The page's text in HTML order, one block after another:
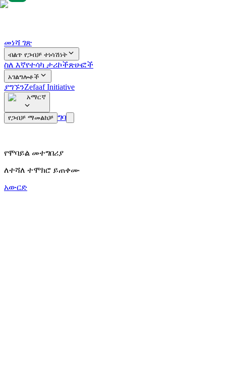
መነሻ ገጽ
ብልጥ የጋብቻ ተነሳሽነት
ስለ እኛየተሳካ ታሪኮችጽሁፎች
አገልግሎቶች
ያግኙንZefaaf Initiative
አማርኛ
የጋብቻ ማመልከቻ ግባ
የሞባይል መተግበሪያ
ለተሻለ ተሞክሮ ይጠቀሙ
አውርድ